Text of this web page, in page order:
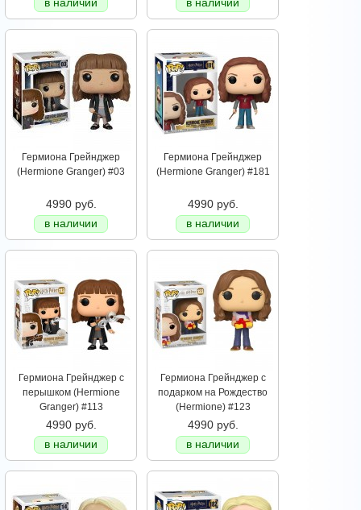
Гермиона Грейнджер
(Hermione Granger) #03
4990 руб.
в наличии
Гермиона Грейнджер
(Hermione Granger) #181
4990 руб.
в наличии
Гермиона Грейнджер с
перышком (Hermione
Granger) #113
4990 руб.
в наличии
Гермиона Грейнджер с
подарком на Рождество
(Hermione) #123
4990 руб.
в наличии